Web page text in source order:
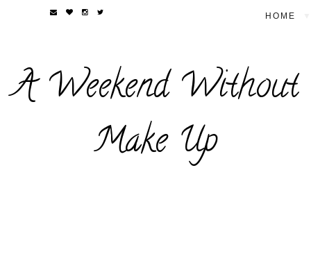
A Weekend Without
Make Up